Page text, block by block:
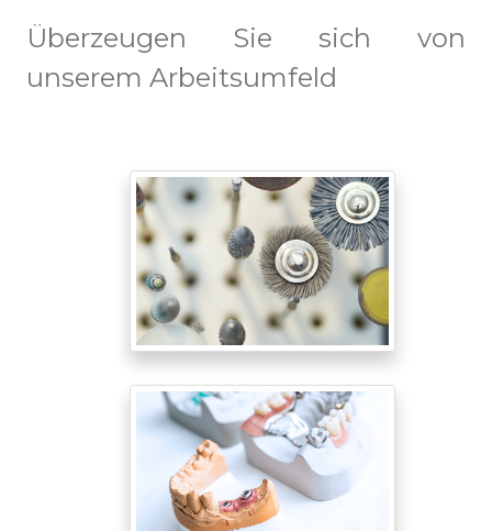
Überzeugen Sie sich von
unserem Arbeitsumfeld